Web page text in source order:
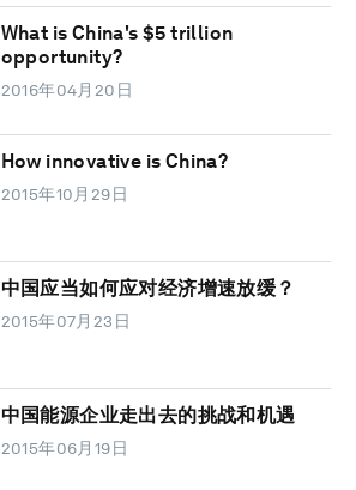
What is China's $5 trillion
opportunity?
2016年04月20日
How innovative is China?
2015年10月29日
中国应当如何应对经济增速放缓？
2015年07月23日
中国能源企业走出去的挑战和机遇
2015年06月19日